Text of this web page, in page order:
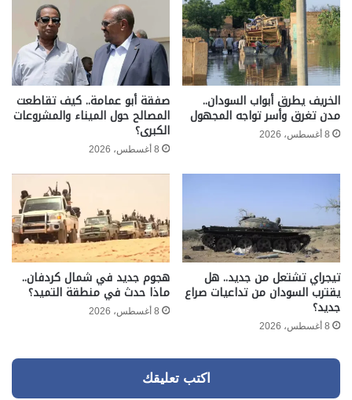
الخريف يطرق أبواب السودان..
مدن تغرق وأسر تواجه المجهول
8 أغسطس، 2026
صفقة أبو عمامة.. كيف تقاطعت
المصالح حول الميناء والمشروعات
الكبرى؟
8 أغسطس، 2026
تيجراي تشتعل من جديد.. هل
يقترب السودان من تداعيات صراع
جديد؟
8 أغسطس، 2026
هجوم جديد في شمال كردفان..
ماذا حدث في منطقة التميد؟
8 أغسطس، 2026
اكتب تعليقك